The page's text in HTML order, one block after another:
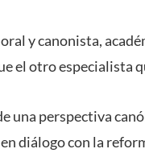
y canonista,
el otro especialista
una perspectiva
diálogo con la